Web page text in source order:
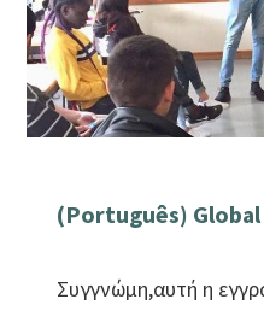
(Português)
Συγγνώμη,αυτή η